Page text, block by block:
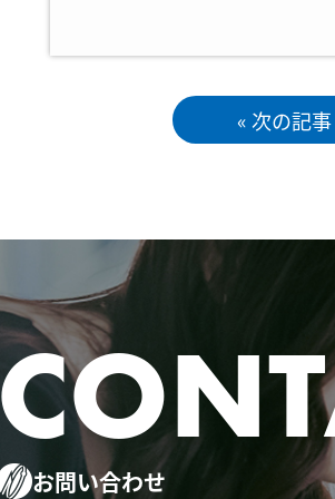
« 次の記事
お問い合わせ